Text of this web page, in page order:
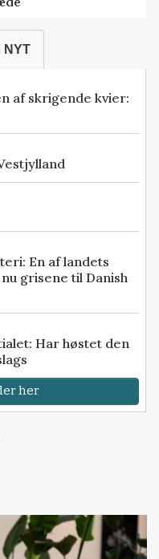
NYT
af skrigende kvier:
En af landets
grisene til Danish
Har høstet den
her